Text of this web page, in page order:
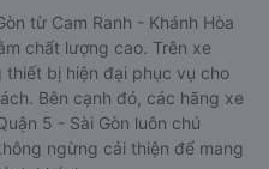
từ Cam Ranh - Khánh Hòa
chất lượng cao. Trên xe
bị hiện đại phục vụ cho
Bên cạnh đó, các hãng xe
5 - Sài Gòn luôn chú
ngừng cải thiện để mang